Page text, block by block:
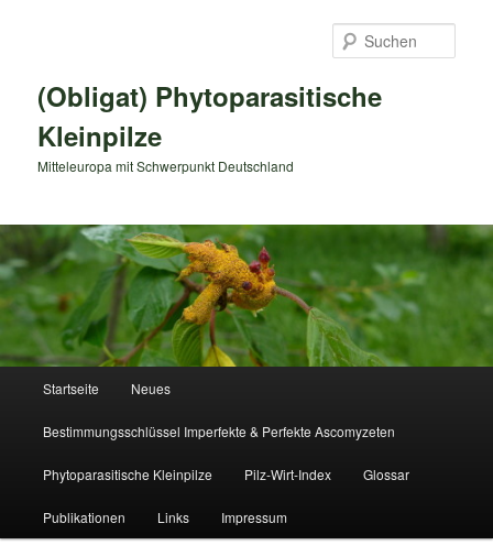
(Obligat) Phytoparasitische
Kleinpilze
Mitteleuropa mit Schwerpunkt Deutschland
Startseite Neues
Bestimmungsschlüssel Imperfekte & Perfekte Ascomyzeten
Phytoparasitische Kleinpilze Pilz-Wirt-Index Glossar
Publikationen Links Impressum